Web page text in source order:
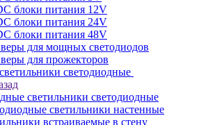
блоки питания 12V
блоки питания 24V
блоки питания 48V
для мощных светодиодов
для прожекторов
светодиодные
светильники светодиодные
светильники настенные
встраиваемые в стену